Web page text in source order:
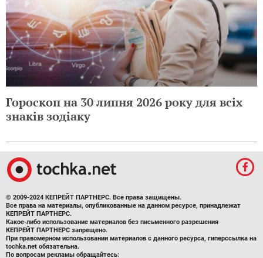
Гороскоп на 30 липня 2026 року для всіх
знаків зодіаку
© 2009-2024 КЕПРЕЙТ ПАРТНЕРС. Все права защищены.
Все права на материалы, опубликованные на данном ресурсе, принадлежат
КЕПРЕЙТ ПАРТНЕРС.
Какое-либо использование материалов без письменного разрешения
КЕПРЕЙТ ПАРТНЕРС запрещено.
При правомерном использовании материалов с данного ресурса, гиперссылка на
tochka.net обязательна.
По вопросам рекламы обращайтесь: